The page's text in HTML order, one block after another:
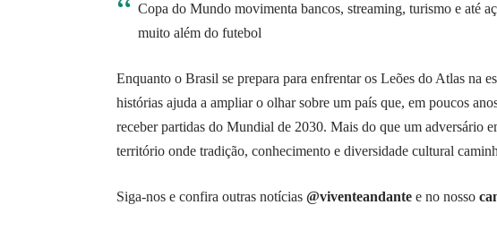
Copa do Mundo movimenta bancos, streaming, turismo e até
muito além do futebol
Enquanto o Brasil se prepara para enfrentar os Leões do Atlas na
histórias ajuda a ampliar o olhar sobre um país que, em poucos
receber partidas do Mundial de 2030. Mais do que um adversário
território onde tradição, conhecimento e diversidade cultural
Siga-nos e confira outras notícias @viventeandante e no nosso